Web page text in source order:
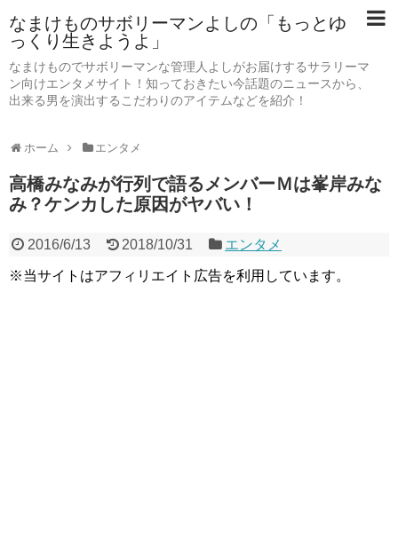
なまけものサボリーマンよしの「もっとゆ
っくり生きようよ」
なまけものでサボリーマンな管理人よしがお届けするサラリーマ
ン向けエンタメサイト！知っておきたい今話題のニュースから、
出来る男を演出するこだわりのアイテムなどを紹介！
ホーム エンタメ
高橋みなみが行列で語るメンバーＭは峯岸みな
み？ケンカした原因がヤバい！
2016/6/13 2018/10/31 エンタメ
※当サイトはアフィリエイト広告を利用しています。